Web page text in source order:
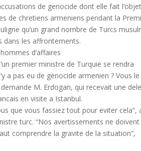
de genocide dont elle fait l’objet
de chretiens armeniens pendant la
qu’un grand nombre de Turcs
dans les affrontements.
d’affaires
premier ministre de Turquie se rendra
a pas eu de genocide armenien ? Vous le
M. Erdogan, qui recevait une
en visite a Istanbul.
que vous fassiez tout pour eviter cela”,
turc. “Nos avertissements ne doivent
comprendre la gravite de la situation”,